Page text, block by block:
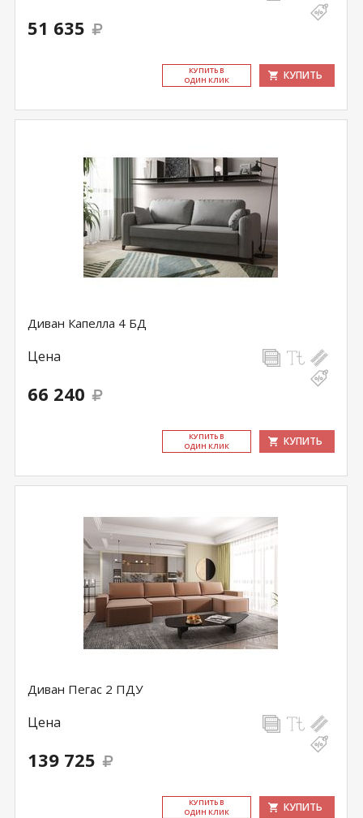
51 635
КУ­ПИТЬ В
ОДИН КЛИК
КУПИТЬ
Диван Капелла 4 БД
Цена
66 240
КУ­ПИТЬ В
ОДИН КЛИК
КУПИТЬ
Диван Пегас 2 ПДУ
Цена
139 725
КУ­ПИТЬ В
ОДИН КЛИК
КУПИТЬ